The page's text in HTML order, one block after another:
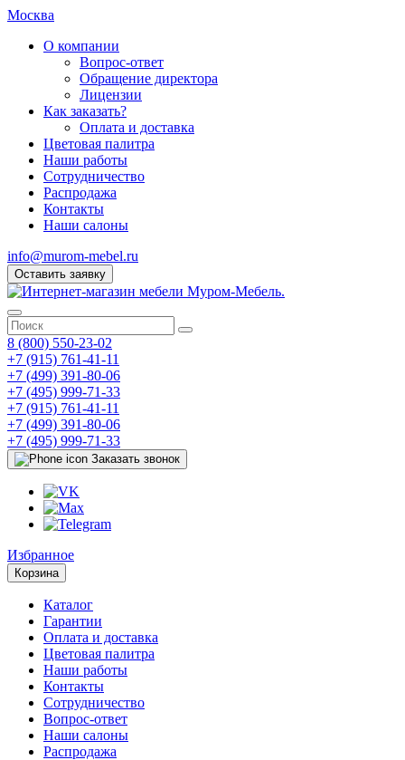
Москва
О компании
Вопрос-ответ
Обращение директора
Лицензии
Как заказать?
Оплата и доставка
Цветовая палитра
Наши работы
Сотрудничество
Распродажа
Контакты
Наши салоны
info@murom-mebel.ru
Оставить заявку
8 (800) 550-23-02
+7 (915) 761-41-11
+7 (499) 391-80-06
+7 (495) 999-71-33
+7 (915) 761-41-11
+7 (499) 391-80-06
+7 (495) 999-71-33
Заказать звонок
Избранное
Корзина
Каталог
Гарантии
Оплата и доставка
Цветовая палитра
Наши работы
Контакты
Сотрудничество
Вопрос-ответ
Наши салоны
Распродажа